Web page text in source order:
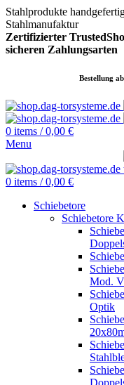
Stahlprodukte
Stahlmanufaktur
Zertifizierter
sicheren Zahlungsarten
Bestellung
0 items / 0,00 €
Menu
0 items / 0,00 €
Schiebetore
Schiebetore
Mod.
Optik